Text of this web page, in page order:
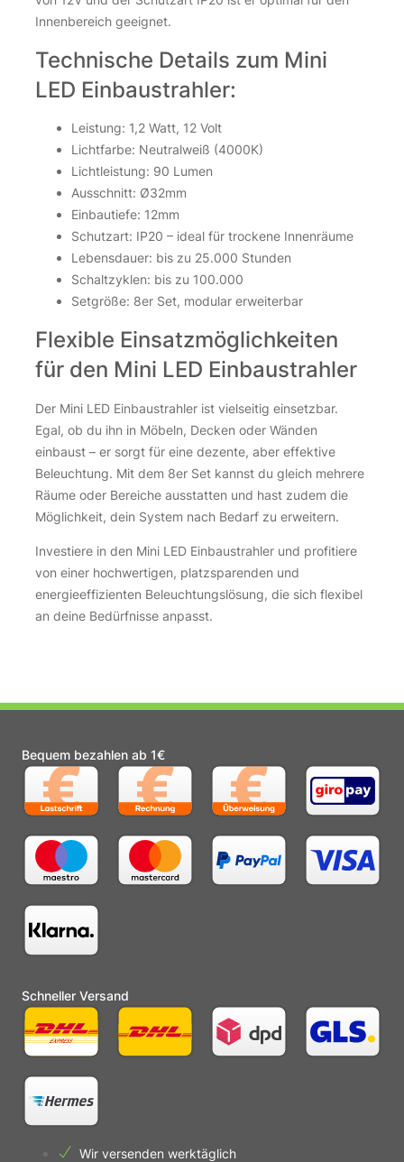
Innenbereich geeignet.
Technische Details zum Mini
LED Einbaustrahler:
Leistung: 1,2 Watt, 12 Volt
Lichtfarbe: Neutralweiß (4000K)
Lichtleistung: 90 Lumen
Ausschnitt: Ø32mm
Einbautiefe: 12mm
Schutzart: IP20 – ideal für trockene Innenräume
Lebensdauer: bis zu 25.000 Stunden
Schaltzyklen: bis zu 100.000
Setgröße: 8er Set, modular erweiterbar
Flexible Einsatzmöglichkeiten
für den Mini LED Einbaustrahler
Der Mini LED Einbaustrahler ist vielseitig einsetzbar.
Egal, ob du ihn in Möbeln, Decken oder Wänden
einbaust – er sorgt für eine dezente, aber effektive
Beleuchtung. Mit dem 8er Set kannst du gleich mehrere
Räume oder Bereiche ausstatten und hast zudem die
Möglichkeit, dein System nach Bedarf zu erweitern.
Investiere in den Mini LED Einbaustrahler und profitiere
von einer hochwertigen, platzsparenden und
energieeffizienten Beleuchtungslösung, die sich flexibel
an deine Bedürfnisse anpasst.
Bequem bezahlen ab 1€
Schneller Versand
Wir versenden werktäglich